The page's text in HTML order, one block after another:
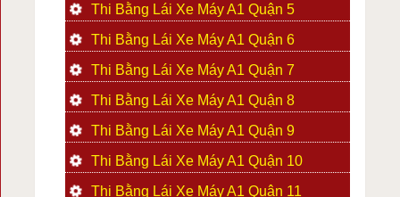
Thi Bằng Lái Xe Máy A1 Quận 5
Thi Bằng Lái Xe Máy A1 Quận 6
Thi Bằng Lái Xe Máy A1 Quận 7
Thi Bằng Lái Xe Máy A1 Quận 8
Thi Bằng Lái Xe Máy A1 Quận 9
Thi Bằng Lái Xe Máy A1 Quận 10
Thi Bằng Lái Xe Máy A1 Quận 11